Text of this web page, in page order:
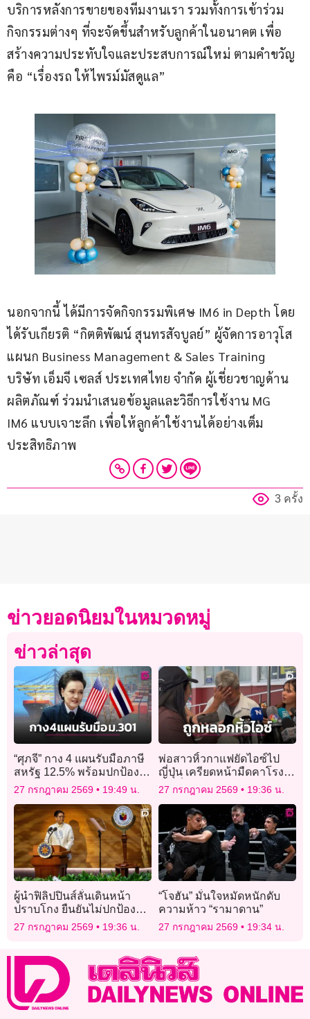
บริการหลังการขายของทีมงานเรา รวมทั้งการเข้าร่วม
กิจกรรมต่างๆ ที่จะจัดขึ้นสำหรับลูกค้าในอนาคต เพื่อ
สร้างความประทับใจและประสบการณ์ใหม่ ตามคำขวัญ
คือ “เรื่องรถ ให้ไพรม์มัสดูแล”
นอกจากนี้ ได้มีการจัดกิจกรรมพิเศษ IM6 in Depth โดย
ได้รับเกียรติ “กิตติพัฒน์ สุนทรสัจบูลย์” ผู้จัดการอาวุโส
แผนก Business Management & Sales Training
บริษัท เอ็มจี เซลส์ ประเทศไทย จำกัด ผู้เชี่ยวชาญด้าน
ผลิตภัณฑ์ ร่วมนำเสนอข้อมูลและวิธีการใช้งาน MG
IM6 แบบเจาะลึก เพื่อให้ลูกค้าใช้งานได้อย่างเต็ม
ประสิทธิภาพ
3 ครั้ง
ข่าวยอดนิยมในหมวดหมู่
ข่าวล่าสุด
“ศุภจี” กาง 4 แผนรับมือภาษี
สหรัฐ 12.5% พร้อมปกป้อง
ผลประโยชน์ชาติ
27 กรกฎาคม 2569 19:49 น.
พ่อสาวหิ้วกาแฟยัดไอซ์ไป
ญี่ปุ่น เครียดหน้ามืดคาโรง
พัก มั่นใจลูกถูกหลอกใช้
27 กรกฎาคม 2569 19:36 น.
ผู้นำฟิลิปปินส์ลั่นเดินหน้า
ปราบโกง ยืนยันไม่ปกป้องคน
ใกล้ชิด
27 กรกฎาคม 2569 19:36 น.
“โจฮัน” มั่นใจหมัดหนักดับ
ความห้าว “รามาดาน”
27 กรกฎาคม 2569 19:34 น.